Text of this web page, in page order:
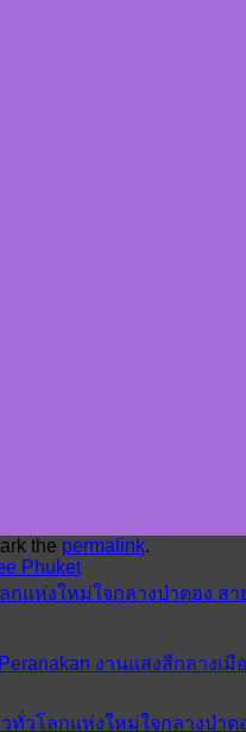
the permalink.
Phuket
แห่งใหม่ใจกลางป่าตอง สา
งานแสงสีกลางเมื
ทั่วโลกแห่งใหม่ใจกลางป่าต